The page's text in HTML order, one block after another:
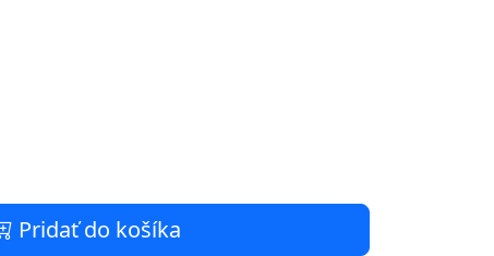
Pridať do košíka